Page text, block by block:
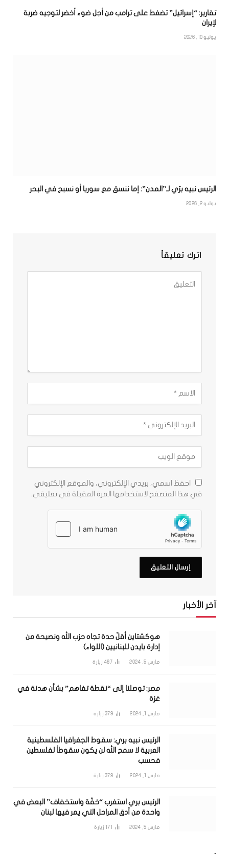
تقارير: “إسرائيل” تضغط على ترامب من أجل ضوء أخضر لتوجيه ضربة
لإيران
يوليو 10, 2026
الرئيس نبيه برّي لـ”المدن”: إما ننسق مع سوريا أو نسبح في البحر
يوليو 2, 2026
اترك تعليقاً
احفظ اسمي، بريدي الإلكتروني، والموقع الإلكتروني
في هذا المتصفح لاستخدامها المرة المقبلة في تعليقي.
آخر الأخبار
هوكشتاين أقلّ حدة تجاه حزب الله ونصيحة من
إدارة بايدن للبنانيين (اللواء)
مارس 5, 2024 487 زيارة
مصر: توصلنا إلى “نقطة تفاهم” بشأن هدنة في
غزة
مارس 1, 2024 379 زيارة
الرئيس نبيه بري: سقوط الجغرافيا الفلسطينية
العربية لا سمح الله لن يكون سقوطاً لفلسطين
فحسب
مارس 1, 2024 378 زيارة
الرئيس بري استغرب “خفّة واستخفاف” البعض في
واحدة من أدق المراحل التي يمر فيها لبنان
مارس 5, 2024 171 زيارة